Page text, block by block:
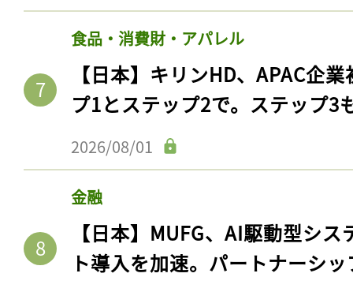
食品・消費財・アパレル
【日本】キリンHD、APAC企
プ1とステップ2で。ステップ3
2026/08/01
金融
【日本】MUFG、AI駆動型シ
ト導入を加速。パートナーシ